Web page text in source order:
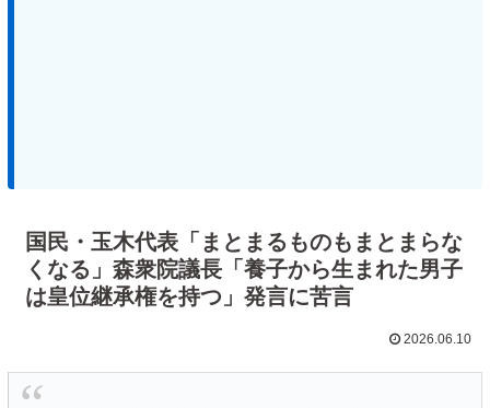
国民・玉木代表「まとまるものもまとまらな
くなる」森衆院議長「養子から生まれた男子
は皇位継承権を持つ」発言に苦言
2026.06.10